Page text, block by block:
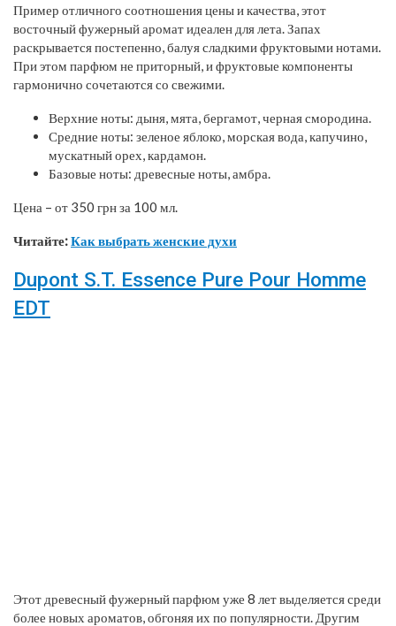
Пример отличного соотношения цены и качества, этот
восточный фужерный аромат идеален для лета. Запах
раскрывается постепенно, балуя сладкими фруктовыми нотами.
При этом парфюм не приторный, и фруктовые компоненты
гармонично сочетаются со свежими.
Верхние ноты: дыня, мята, бергамот, черная смородина.
Средние ноты: зеленое яблоко, морская вода, капучино,
мускатный орех, кардамон.
Базовые ноты: древесные ноты, амбра.
Цена – от 350 грн за 100 мл.
Читайте:Как выбрать женские духи
Dupont S.T. Essence Pure Pour Homme
EDT
Этот древесный фужерный парфюм уже 8 лет выделяется среди
более новых ароматов, обгоняя их по популярности. Другим